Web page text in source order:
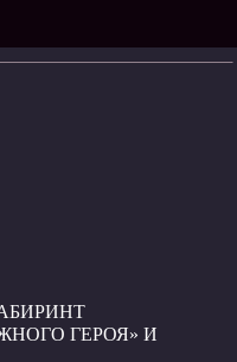
ГЕРОЯ» И